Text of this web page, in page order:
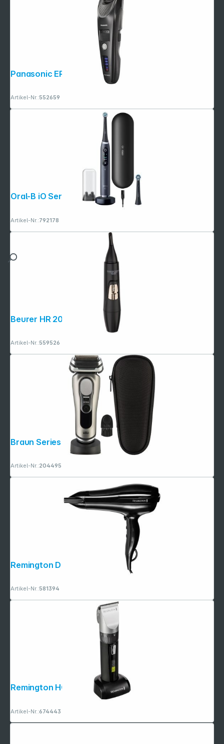
Panasonic ER SC 40 K803
Artikel-Nr.:552659
Oral-B iO Series 9N Black Onyx JAS22
Artikel-Nr.:792178
Beurer HR 2000 Präzisionstrimmer
Artikel-Nr.:559526
Braun Series 9 9615s
Artikel-Nr.:204495
Remington D 5210
Artikel-Nr.:581394
Remington HC 5810 Genius
Artikel-Nr.:674443